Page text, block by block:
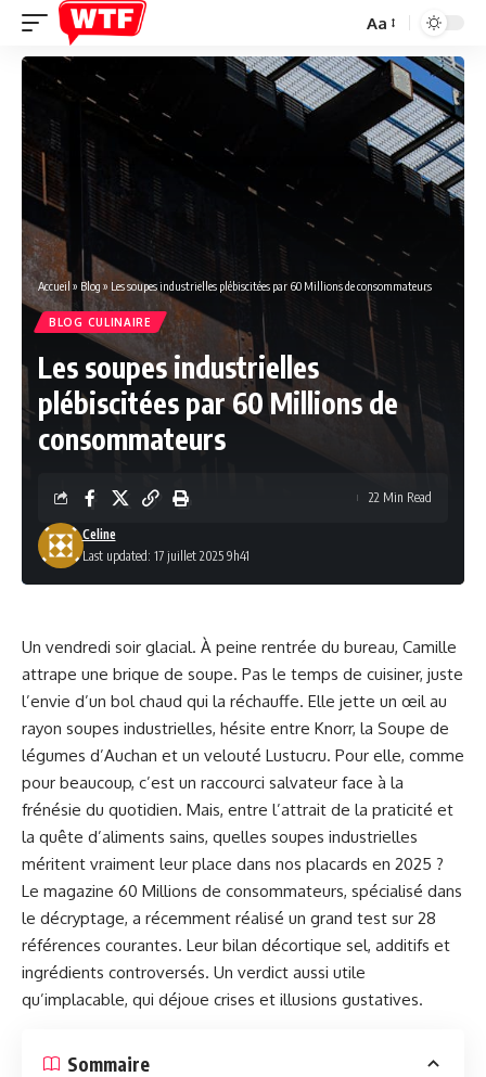
Font
Resizer
Aa
Accueil » Blog » Les soupes industrielles plébiscitées par 60 Millions de consommateurs
BLOG CULINAIRE
Les soupes industrielles
plébiscitées par 60 Millions de
consommateurs
Last updated: 17 juillet 2025 9h41
Celine
22 Min Read
Un vendredi soir glacial. À peine rentrée du bureau, Camille
attrape une brique de soupe. Pas le temps de cuisiner, juste
l’envie d’un bol chaud qui la réchauffe. Elle jette un œil au
rayon soupes industrielles, hésite entre Knorr, la Soupe de
légumes d’Auchan et un velouté Lustucru. Pour elle, comme
pour beaucoup, c’est un raccourci salvateur face à la
frénésie du quotidien. Mais, entre l’attrait de la praticité et
la quête d’aliments sains, quelles soupes industrielles
méritent vraiment leur place dans nos placards en 2025 ?
Le magazine 60 Millions de consommateurs, spécialisé dans
le décryptage, a récemment réalisé un grand test sur 28
références courantes. Leur bilan décortique sel, additifs et
ingrédients controversés. Un verdict aussi utile
qu’implacable, qui déjoue crises et illusions gustatives.
Sommaire